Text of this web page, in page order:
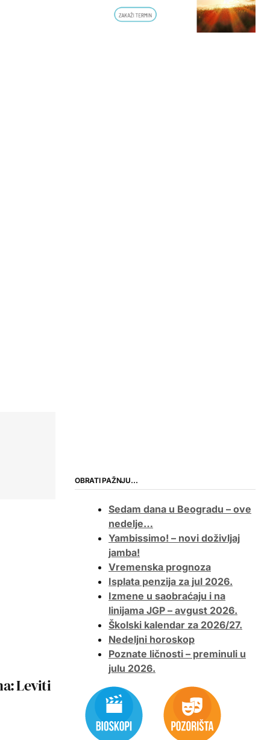
Leviti
OBRATI PAŽNJU…
Sedam dana u Beogradu – ove
nedelje…
Yambissimo! – novi doživljaj
jamba!
Vremenska prognoza
Isplata penzija za jul 2026.
Izmene u saobraćaju i na
linijama JGP – avgust 2026.
Školski kalendar za 2026/27.
Nedeljni horoskop
Poznate ličnosti – preminuli u
julu 2026.